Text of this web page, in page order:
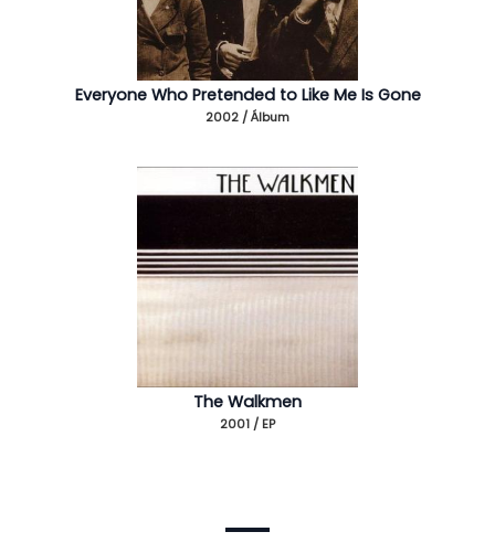
Everyone Who Pretended to Like Me Is Gone
2002 / Álbum
The Walkmen
2001 / EP